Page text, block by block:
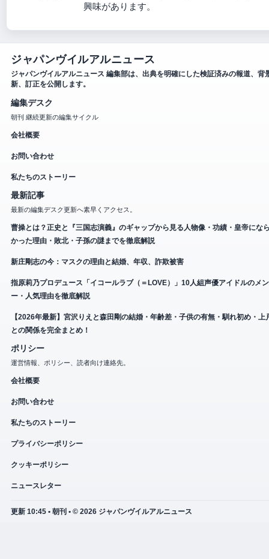
興味があります。
ジャパンヴイルアルニュース
ジャパンヴイルアルニュース 編集部は、出典を明確にした検証済みの報道、背
新、訂正を公開します。
編集デスク
朝刊 継続更新の編集サイクル
会社概要
お問い合わせ
私たちのストーリー
最新記事
最新の編集デスク更新へ素早くアクセス。
曹操とは？正史と『三国志演義』のギャップから見る人物像・功績・皇帝にな
かった理由・敗北・子孫の謎までを徹底解説
新庄剛志の今：マスクの理由と結婚、年収、詐欺被害
指原莉乃プロデュース「イコールラブ（＝LOVE）」10人組声優アイドルのメ
ー・人気理由を徹底解説
【2026年最新】宮沢りえと森田剛の結婚・年齢差・子供の有無・馴れ初め・上
との関係を完全まとめ！
ポリシー
運営情報、ポリシー、読者向け連絡先。
会社概要
お問い合わせ
私たちのストーリー
プライバシーポリシー
クッキーポリシー
ニュースレター
更新 10:45 • 朝刊 • © 2026 ジャパンヴイルアルニュース